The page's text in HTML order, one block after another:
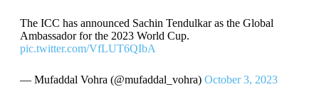
The ICC has announced Sachin Tendulkar as the Global
Ambassador for the 2023 World Cup.
pic.twitter.com/VfLUT6QIbA
— Mufaddal Vohra (@mufaddal_vohra) October 3, 2023